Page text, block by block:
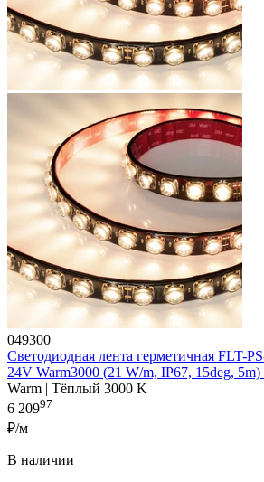
049300
Светодиодная лента герметичная FLT-
24V Warm3000 (21 W/m, IP67, 15deg,
Warm | Тёплый 3000 K
6 20997
₽/м
В наличии